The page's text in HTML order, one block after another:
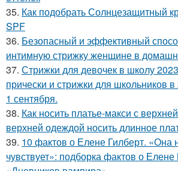
35. Как подобрать Солнцезащитный
SPF
36. Безопасный и эффективный
интимную стрижку женщине в
37. Стрижки для девочек в школу
прически и стрижки для школьников
1 сентября.
38. Как носить платье-макси с
верхней одеждой носить длинное
39. 10 фактов о Елене Гилберт. «Она
чувствует»: подборка фактов о Елене